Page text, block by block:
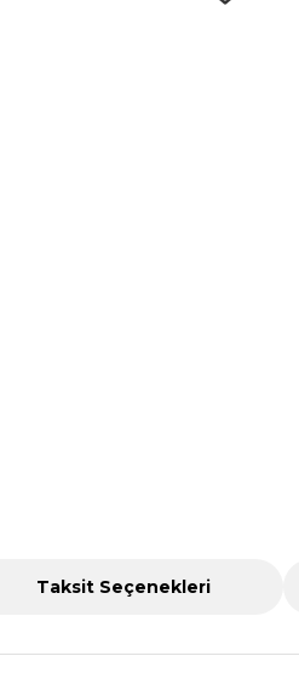
Taksit Seçenekleri